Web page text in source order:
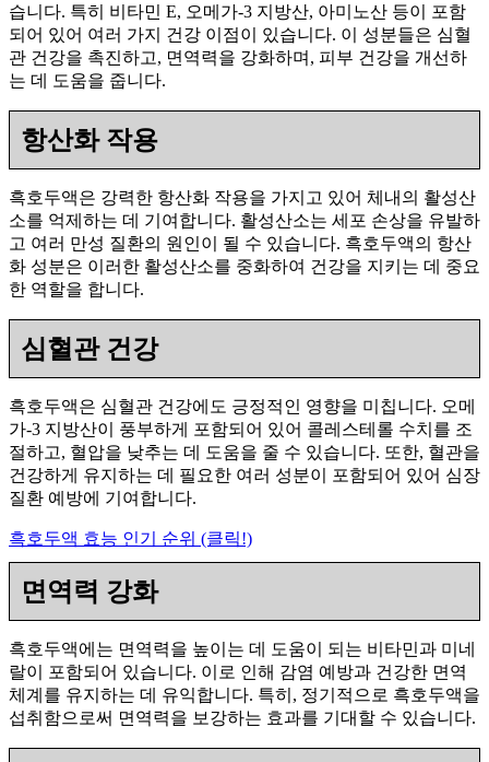
습니다. 특히 비타민 E, 오메가-3 지방산, 아미노산 등이 포함
되어 있어 여러 가지 건강 이점이 있습니다. 이 성분들은 심혈
관 건강을 촉진하고, 면역력을 강화하며, 피부 건강을 개선하
는 데 도움을 줍니다.
항산화 작용
흑호두액은 강력한 항산화 작용을 가지고 있어 체내의 활성산
소를 억제하는 데 기여합니다. 활성산소는 세포 손상을 유발하
고 여러 만성 질환의 원인이 될 수 있습니다. 흑호두액의 항산
화 성분은 이러한 활성산소를 중화하여 건강을 지키는 데 중요
한 역할을 합니다.
심혈관 건강
흑호두액은 심혈관 건강에도 긍정적인 영향을 미칩니다. 오메
가-3 지방산이 풍부하게 포함되어 있어 콜레스테롤 수치를 조
절하고, 혈압을 낮추는 데 도움을 줄 수 있습니다. 또한, 혈관을
건강하게 유지하는 데 필요한 여러 성분이 포함되어 있어 심장
질환 예방에 기여합니다.
흑호두액 효능 인기 순위 (클릭!)
면역력 강화
흑호두액에는 면역력을 높이는 데 도움이 되는 비타민과 미네
랄이 포함되어 있습니다. 이로 인해 감염 예방과 건강한 면역
체계를 유지하는 데 유익합니다. 특히, 정기적으로 흑호두액을
섭취함으로써 면역력을 보강하는 효과를 기대할 수 있습니다.